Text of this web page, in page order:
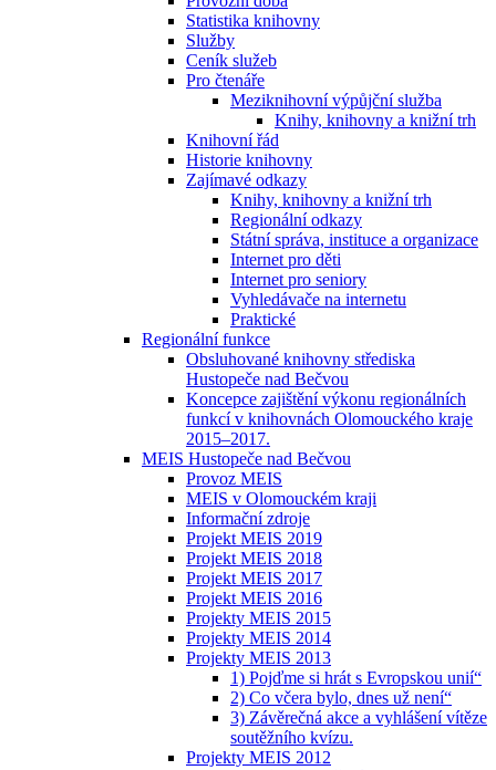
Statistika knihovny
Služby
Ceník služeb
Pro čtenáře
Meziknihovní výpůjční služba
Knihy, knihovny a knižní trh
Knihovní řád
Historie knihovny
Zajímavé odkazy
Knihy, knihovny a knižní trh
Regionální odkazy
Státní správa, instituce a organizace
Internet pro děti
Internet pro seniory
Vyhledávače na internetu
Praktické
Regionální funkce
Obsluhované knihovny střediska
Hustopeče nad Bečvou
Koncepce zajištění výkonu regionálních
funkcí v knihovnách Olomouckého kraje
2015–2017.
MEIS Hustopeče nad Bečvou
Provoz MEIS
MEIS v Olomouckém kraji
Informační zdroje
Projekt MEIS 2019
Projekt MEIS 2018
Projekt MEIS 2017
Projekt MEIS 2016
Projekty MEIS 2015
Projekty MEIS 2014
Projekty MEIS 2013
1) Pojďme si hrát s Evropskou unií“
2) Co včera bylo, dnes už není“
3) Závěrečná akce a vyhlášení vítěze
soutěžního kvízu.
Projekty MEIS 2012